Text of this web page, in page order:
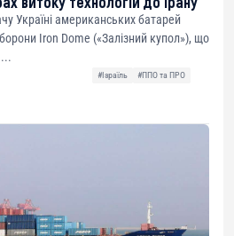
Україні американських батарей
Iron Dome («Залізний купол»), що
#Ізраїль
#ППО та ПРО